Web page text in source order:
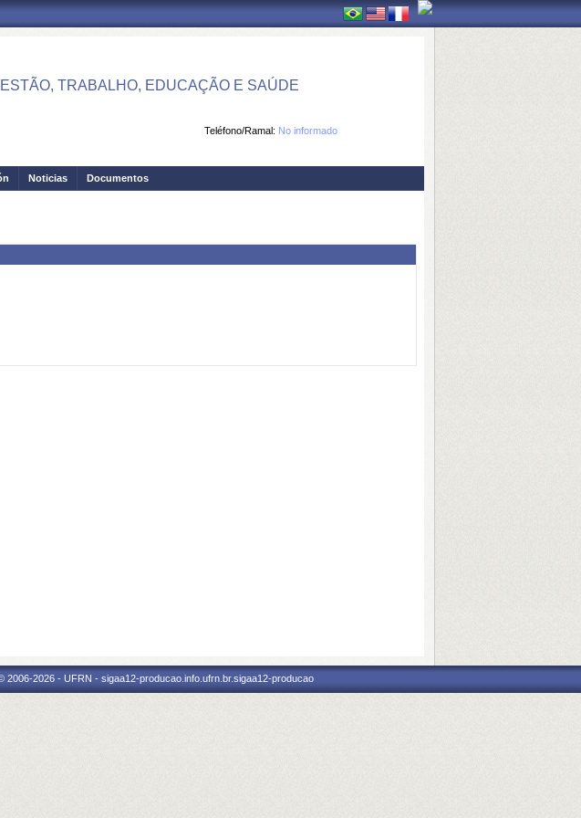
TRABALHO, EDUCAÇÃO E SAÚDE
Teléfono/Ramal: No informado
Noticias Documentos
2026 - UFRN - sigaa12-producao.info.ufrn.br.sigaa12-producao